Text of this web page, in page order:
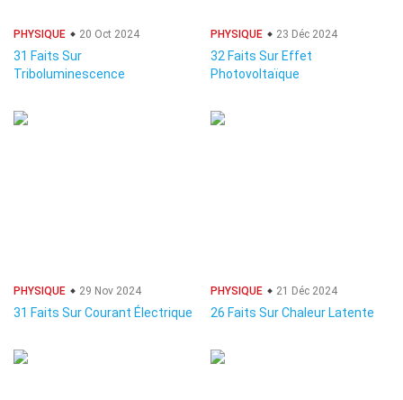
PHYSIQUE 20 Oct 2024
31 Faits Sur
Triboluminescence
PHYSIQUE 23 Déc 2024
32 Faits Sur Effet
Photovoltaïque
PHYSIQUE 29 Nov 2024
31 Faits Sur Courant Électrique
PHYSIQUE 21 Déc 2024
26 Faits Sur Chaleur Latente